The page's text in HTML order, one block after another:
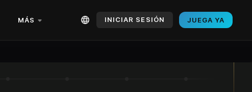
MÁS INICIAR SESIÓN JUEGA YA